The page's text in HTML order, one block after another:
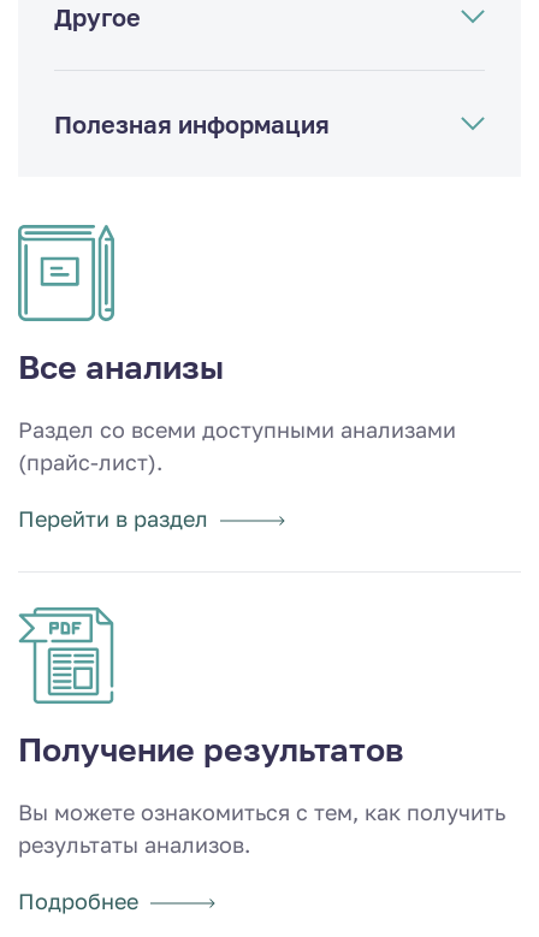
Другое
Полезная информация
Все анализы
Раздел со всеми доступными анализами
(прайс-лист).
Перейти в раздел
Получение результатов
Вы можете ознакомиться с тем, как получить
результаты анализов.
Подробнее